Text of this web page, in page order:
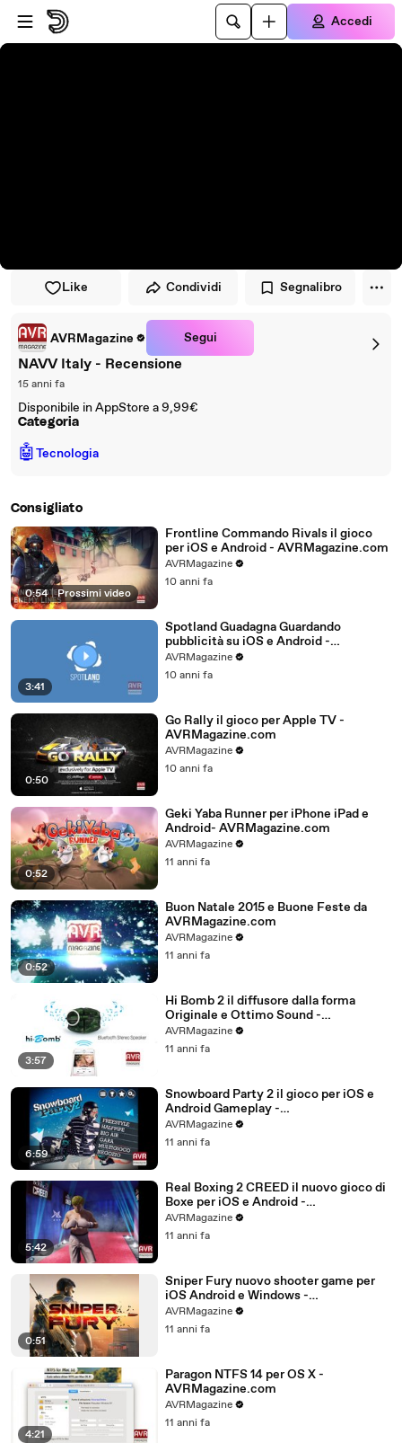
Vai al lettore
Passa al contenuto principale
Accedi
Like Condividi Segnalibro
AVRMagazine Segui
NAVV Italy - Recensione
15 anni fa
Disponibile in AppStore a 9,99€
Categoria
🤖Tecnologia
Consigliato
0:54 | Prossimi video
Frontline Commando Rivals il gioco
per iOS e Android - AVRMagazine.com
AVRMagazine
10 anni fa
3:41
Spotland Guadagna Guardando
pubblicità su iOS e Android -
AVRMagazine.com
AVRMagazine
10 anni fa
0:50
Go Rally il gioco per Apple TV -
AVRMagazine.com
AVRMagazine
10 anni fa
0:52
Geki Yaba Runner per iPhone iPad e
Android- AVRMagazine.com
AVRMagazine
11 anni fa
0:52
Buon Natale 2015 e Buone Feste da
AVRMagazine.com
AVRMagazine
11 anni fa
3:57
Hi Bomb 2 il diffusore dalla forma
Originale e Ottimo Sound -
AVRMagazine.com
AVRMagazine
11 anni fa
6:59
Snowboard Party 2 il gioco per iOS e
Android Gameplay -
AVRMagazine.com (720p)
AVRMagazine
11 anni fa
5:42
Real Boxing 2 CREED il nuovo gioco di
Boxe per iOS e Android -
AVRMagazine.com
AVRMagazine
11 anni fa
0:51
Sniper Fury nuovo shooter game per
iOS Android e Windows -
AVRMagazine.com
AVRMagazine
11 anni fa
4:21
Paragon NTFS 14 per OS X -
AVRMagazine.com
AVRMagazine
11 anni fa